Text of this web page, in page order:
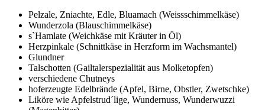
Pelzale, Zniachte, Edle, Bluamach (Weissschimmelkäse)
Wunderzola (Blauschimmelkäse)
s`Hamlate (Weichkäse mit Kräuter in Öl)
Herzpinkale (Schnittkäse in Herzform im Wachsmantel)
Glundner
Talschotten (Gailtalerspezialität aus Molketopfen)
verschiedene Chutneys
hoferzeugte Edelbrände (Apfel, Birne, Obstler, Zwetschke)
Liköre wie Apfelstrud´lige, Wundernuss, Wunderwuzzi